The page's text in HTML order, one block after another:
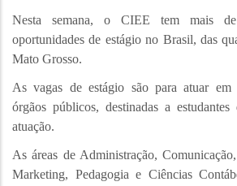
Nesta semana, o CIEE tem mais
oportunidades de estágio no Brasil, das
Mato Grosso.
As vagas de estágio são para atuar em
órgãos públicos, destinadas a
atuação.
As áreas de Administração,
Marketing, Pedagogia e Ciências